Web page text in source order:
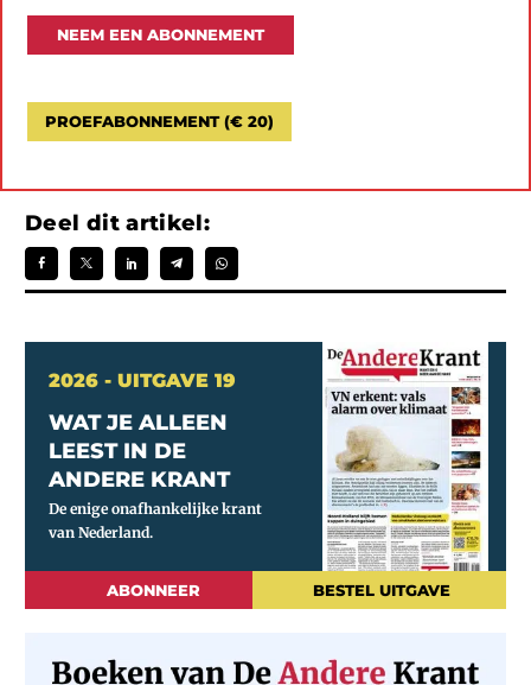
NEEM EEN ABONNEMENT
PROEFABONNEMENT (€ 20)
Deel dit artikel:
2026 - UITGAVE 19
WAT JE ALLEEN
LEEST IN DE
ANDERE KRANT
ABONNEER BESTEL UITGAVE